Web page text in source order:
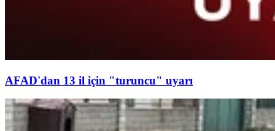
AFAD'dan 13 il için "turuncu" uyarı